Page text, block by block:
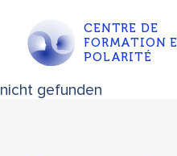
CENTRE DE
FORMATION
POLARITÉ
nicht gefunden